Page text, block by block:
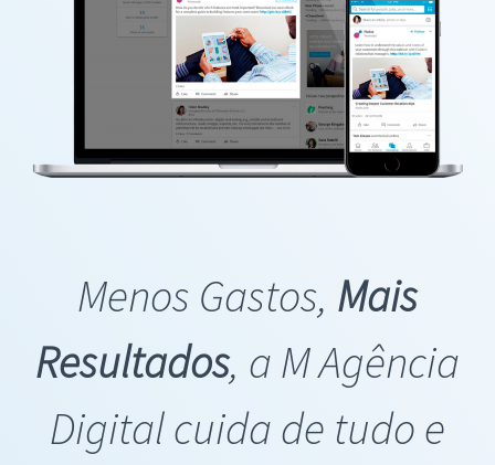
Menos Gastos, Mais
Resultados, a M Agência
Digital cuida de tudo e